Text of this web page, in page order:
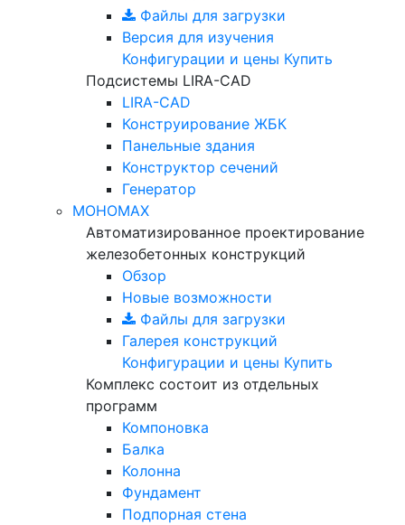
Файлы для загрузки
Версия для изучения
Конфигурации и цены Купить
Подсистемы LIRA-CAD
LIRA-CAD
Конструирование ЖБК
Панельные здания
Конструктор сечений
Генератор
МОНОМАХ
Автоматизированное проектирование
железобетонных конструкций
Обзор
Новые возможности
Файлы для загрузки
Галерея конструкций
Конфигурации и цены Купить
Комплекс состоит из отдельных
программ
Компоновка
Балка
Колонна
Фундамент
Подпорная стена